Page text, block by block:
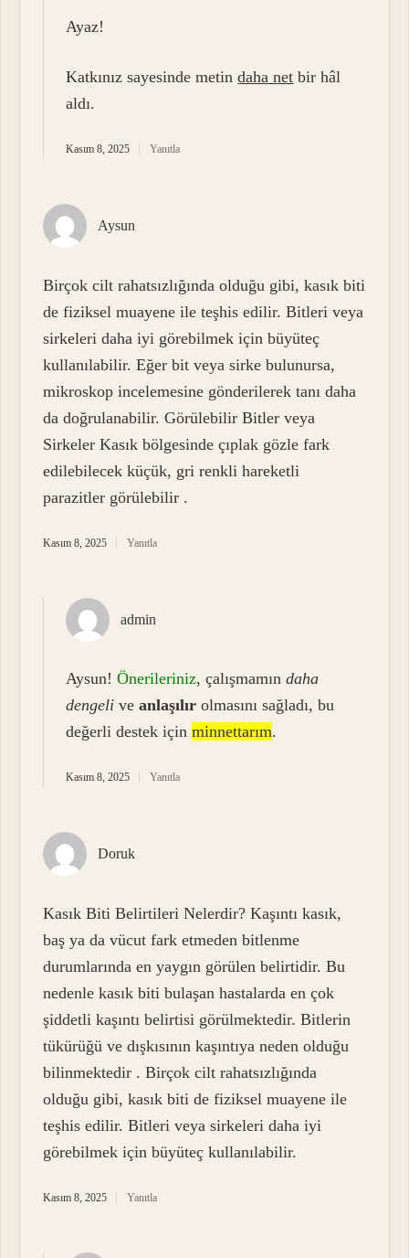
Ayaz!
Katkınız sayesinde metindaha net bir hâl
aldı.
Kasım 8, 2025 Yanıtla
Aysun
Birçok cilt rahatsızlığında olduğu gibi, kasık biti
de fiziksel muayene ile teşhis edilir. Bitleri veya
sirkeleri daha iyi görebilmek için büyüteç
kullanılabilir. Eğer bit veya sirke bulunursa,
mikroskop incelemesine gönderilerek tanı daha
da doğrulanabilir. Görülebilir Bitler veya
Sirkeler Kasık bölgesinde çıplak gözle fark
edilebilecek küçük, gri renkli hareketli
parazitler görülebilir .
Kasım 8, 2025 Yanıtla
admin
Aysun!Önerileriniz, çalışmamındaha
dengeli veanlaşılır olmasını sağladı, bu
değerli destek içinminnettarım.
Kasım 8, 2025 Yanıtla
Doruk
Kasık Biti Belirtileri Nelerdir? Kaşıntı kasık,
baş ya da vücut fark etmeden bitlenme
durumlarında en yaygın görülen belirtidir. Bu
nedenle kasık biti bulaşan hastalarda en çok
şiddetli kaşıntı belirtisi görülmektedir. Bitlerin
tükürüğü ve dışkısının kaşıntıya neden olduğu
bilinmektedir . Birçok cilt rahatsızlığında
olduğu gibi, kasık biti de fiziksel muayene ile
teşhis edilir. Bitleri veya sirkeleri daha iyi
görebilmek için büyüteç kullanılabilir.
Kasım 8, 2025 Yanıtla